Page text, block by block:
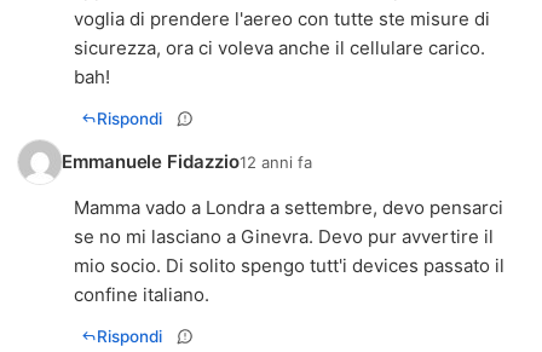
voglia di prendere l'aereo con tutte ste misure di
sicurezza, ora ci voleva anche il cellulare carico.
bah!
Rispondi
Emmanuele Fidazzio12 anni fa
Mamma vado a Londra a settembre, devo pensarci
se no mi lasciano a Ginevra. Devo pur avvertire il
mio socio. Di solito spengo tutt'i devices passato il
confine italiano.
Rispondi